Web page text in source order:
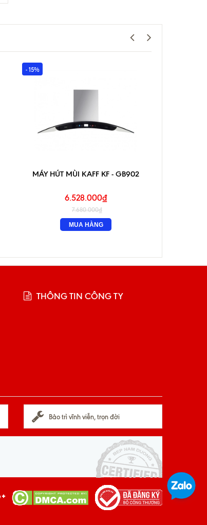
- 15%
MÁY HÚT MÙI KAFF KF - GB902
6.528.000₫
7.680.000₫
MUA HÀNG
THÔNG TIN CÔNG TY
Bảo trì vĩnh viễn, trọn đời